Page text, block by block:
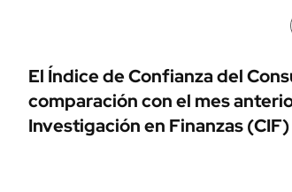
ÁMBITO DEBATE
MEDIAKIT AMBITO DEBATE
POLÍTICA
El Índice de Confianza del
comparación con el mes
Investigación en Finanzas